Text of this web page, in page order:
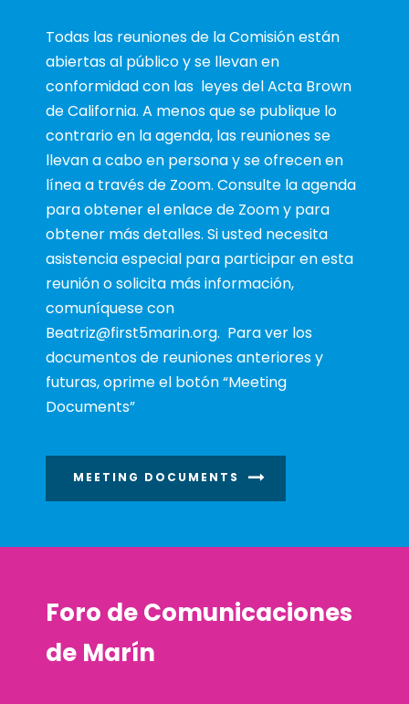
Todas las reuniones de la Comisión están
abiertas al público y se llevan en
conformidad con las leyes del Acta Brown
de California. A menos que se publique lo
contrario en la agenda, las reuniones se
llevan a cabo en persona y se ofrecen en
línea a través de Zoom. Consulte la agenda
para obtener el enlace de Zoom y para
obtener más detalles. Si usted necesita
asistencia especial para participar en esta
reunión o solicita más información,
comuníquese con
Beatriz@first5marin.org. Para ver los
documentos de reuniones anteriores y
futuras, oprime el botón “Meeting
Documents”
MEETING DOCUMENTS
Foro de Comunicaciones
de Marín